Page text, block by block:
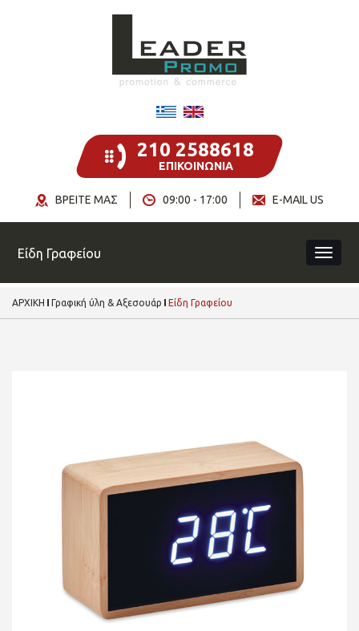
210 2588618
ΕΠΙΚΟΙΝΩΝΙΑ
E-MAIL US
09:00 - 17:00
ΒΡΕΙΤΕ ΜΑΣ
Είδη Γραφείου
ΑΡΧΙΚΗ Γραφική ύλη & Αξεσουάρ Είδη Γραφείου